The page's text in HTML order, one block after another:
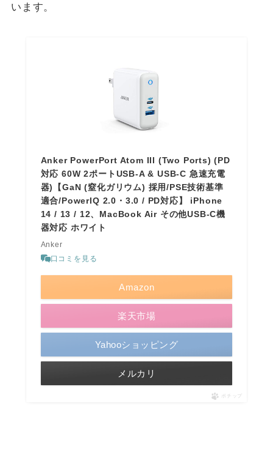
います。
Anker PowerPort Atom III (Two Ports) (PD
対応 60W 2ポートUSB-A & USB-C 急速充電
器)【GaN (窒化ガリウム) 採用/PSE技術基準
適合/PowerIQ 2.0・3.0 / PD対応】 iPhone
14 / 13 / 12、MacBook Air その他USB-C機
器対応 ホワイト
Anker
口コミを見る
Amazon
楽天市場
Yahooショッピング
メルカリ
ポチップ